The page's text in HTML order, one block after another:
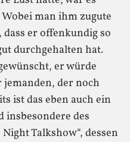
man ihm zugute
er offenkundig so
durchgehalten hat.
er würde
der noch
ist das eben auch ein
insbesondere des
Talkshow“, dessen